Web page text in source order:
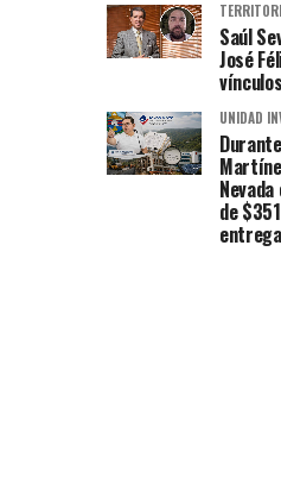
Saúl
José
UNIDAD
de